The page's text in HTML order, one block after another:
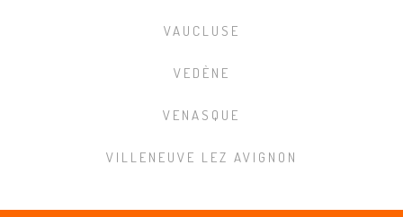
VAUCLUSE
VEDÈNE
VENASQUE
VILLENEUVE LEZ AVIGNON